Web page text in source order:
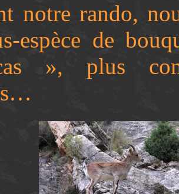
notre rando,
espèce de
», plus